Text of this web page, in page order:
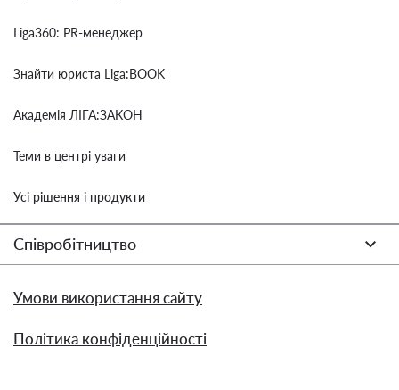
Liga360: PR-менеджер
Знайти юриста Liga:BOOK
Академія ЛІГА:ЗАКОН
Теми в центрі уваги
Усі рішення і продукти
Співробітництво
Умови використання сайту
Політика конфіденційності